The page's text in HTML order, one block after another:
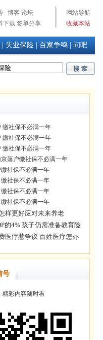
博客 论坛
下载 签单分享
网站导航
收藏本站
失业保险 百家争鸣 问吧
缴社保不必满一年
缴社保不必满一年
缴社保不必满一年
落户缴社保不必满一年
社保不必满一年
社保不必满一年
社保不必满一年
社保不必满一年
号
精彩内容随时看